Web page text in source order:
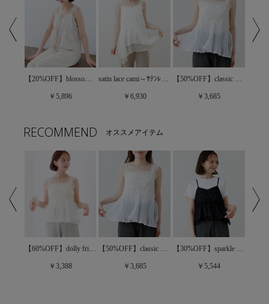
【20%OFF】blossom jacquard top～ﾌﾞﾛｯｻﾑｼﾞｬｶﾞｰﾄﾞﾄｯﾌﾟ
￥5,896
satin lace cami～ｻﾃﾝﾚｰｽｷｬﾐ
￥6,930
【50%OFF】classic pleats bustier～ｸﾗｼｯｸﾌﾟﾘｰﾂﾋﾞｽﾁｪ
￥3,685
RECOMMEND オススメアイテム
【60%OFF】dolly frill bustier～ﾄﾞｰﾘｰﾌﾘﾙﾋﾞｽﾁｪ
￥3,388
【50%OFF】classic pleats bustier～ｸﾗｼｯｸﾌﾟﾘｰﾂﾋﾞｽﾁｪ
￥3,685
【30%OFF】sparkle bloom bustier～ｽﾊﾟｰｸﾙﾌﾞﾙｰﾑﾋﾞｽﾁｪ
￥5,544